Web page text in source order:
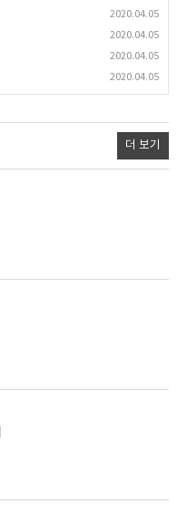
2020.04.05
2020.04.05
2020.04.05
2020.04.05
더 보기